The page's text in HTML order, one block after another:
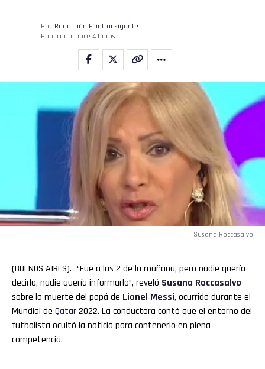
Por Redacción El intransigente
Publicado hace 4 horas
Susana Roccasalvo
(BUENOS AIRES).- “Fue a las 2 de la mañana, pero nadie quería
decirlo, nadie quería informarlo”, reveló Susana Roccasalvo
sobre la muerte del papá de Lionel Messi, ocurrida durante el
Mundial de Qatar2022. La conductora contó que el entorno del
futbolista ocultó la noticia para contenerlo en plena
competencia.